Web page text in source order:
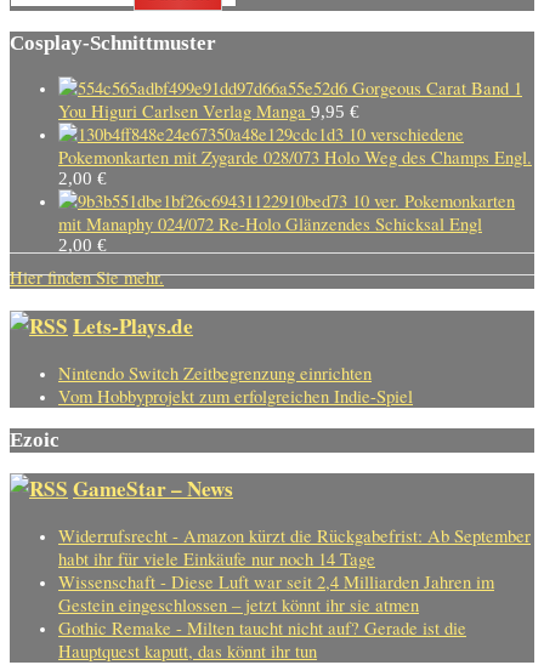
Cosplay-Schnittmuster
Gorgeous Carat Band 1
You Higuri Carlsen Verlag Manga 9,95 €
10 verschiedene
Pokemonkarten mit Zygarde 028/073 Holo Weg des Champs Engl.
2,00 €
10 ver. Pokemonkarten
mit Manaphy 024/072 Re-Holo Glänzendes Schicksal Engl
2,00 €
Hier finden Sie mehr.
Lets-Plays.de
Nintendo Switch Zeitbegrenzung einrichten
Vom Hobbyprojekt zum erfolgreichen Indie-Spiel
Ezoic
GameStar – News
Widerrufsrecht - Amazon kürzt die Rückgabefrist: Ab September
habt ihr für viele Einkäufe nur noch 14 Tage
Wissenschaft - Diese Luft war seit 2,4 Milliarden Jahren im
Gestein eingeschlossen – jetzt könnt ihr sie atmen
Gothic Remake - Milten taucht nicht auf? Gerade ist die
Hauptquest kaputt, das könnt ihr tun